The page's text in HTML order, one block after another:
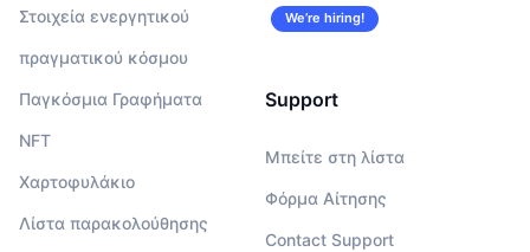
Στοιχεία ενεργητικού
πραγματικού κόσμου
Παγκόσμια Γραφήματα
NFT
Χαρτοφυλάκιο
Λίστα παρακολούθησης
We’re hiring!
Support
Μπείτε στη λίστα
Φόρμα Αίτησης
Contact Support